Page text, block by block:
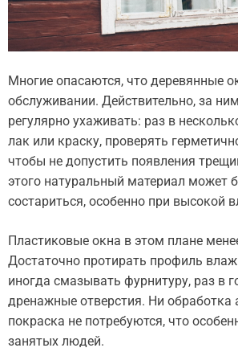
Многие опасаются, что деревянные
обслуживании. Действительно, за
регулярно ухаживать: раз в
лак или краску, проверять
чтобы не допустить появления
этого натуральный материал может
состариться, особенно при высокой
Пластиковые окна в этом плане
Достаточно протирать профиль
иногда смазывать фурнитуру, раз в
дренажные отверстия. Ни обработка
покраска не потребуются, что
занятых людей.